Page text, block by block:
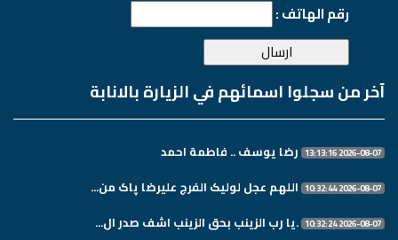
رقم الهاتف :
آخر من سجلوا اسمائهم في الزيارة بالانابة
2026-08-07 13:13:16 رضا يوسف .. فاطمة احمد
2026-08-07 10:32:44 اللهم عجل لولیک الفرج علیرضا پاک من...
2026-08-07 10:32:24 .یا رب الزینب بحق الزینب اشف صدر ال...